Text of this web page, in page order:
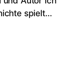
spielt…